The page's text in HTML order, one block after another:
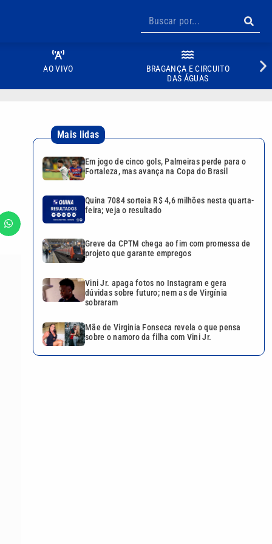
AO VIVO
BRAGANÇA E CIRCUITO
DAS ÁGUAS
Mais lidas
Em jogo de cinco gols, Palmeiras perde para o
Fortaleza, mas avança na Copa do Brasil
Quina 7084 sorteia R$ 4,6 milhões nesta quarta-
feira; veja o resultado
Greve da CPTM chega ao fim com promessa de
projeto que garante empregos
Vini Jr. apaga fotos no Instagram e gera
dúvidas sobre futuro; nem as de Virgínia
sobraram
Mãe de Virginia Fonseca revela o que pensa
sobre o namoro da filha com Vini Jr.